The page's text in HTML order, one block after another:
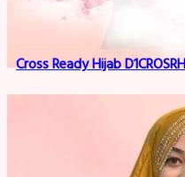
Cross Ready Hijab D1CROSRH